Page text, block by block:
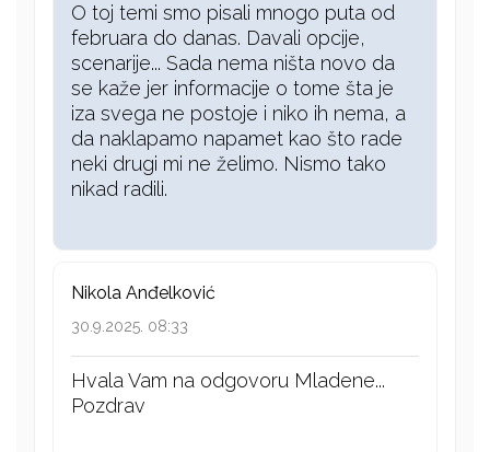
O toj temi smo pisali mnogo puta od
februara do danas. Davali opcije,
scenarije... Sada nema ništa novo da
se kaže jer informacije o tome šta je
iza svega ne postoje i niko ih nema, a
da naklapamo napamet kao što rade
neki drugi mi ne želimo. Nismo tako
nikad radili.
Nikola Anđelković
30.9.2025. 08:33
Hvala Vam na odgovoru Mladene...
Pozdrav